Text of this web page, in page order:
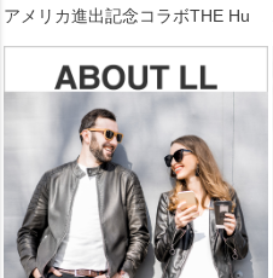
アメリカ進出記念コラボTHE Hu